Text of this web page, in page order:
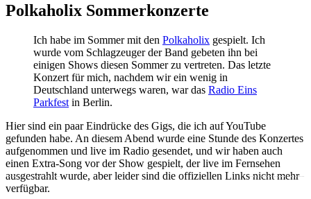
Polkaholix Sommerkonzerte
Ich habe im Sommer mit den Polkaholix gespielt. Ich
wurde vom Schlagzeuger der Band gebeten ihn bei
einigen Shows diesen Sommer zu vertreten. Das letzte
Konzert für mich, nachdem wir ein wenig in
Deutschland unterwegs waren, war das Radio Eins
Parkfest in Berlin.
Hier sind ein paar Eindrücke des Gigs, die ich auf YouTube
gefunden habe. An diesem Abend wurde eine Stunde des Konzertes
aufgenommen und live im Radio gesendet, und wir haben auch
einen Extra-Song vor der Show gespielt, der live im Fernsehen
ausgestrahlt wurde, aber leider sind die offiziellen Links nicht mehr
verfügbar.